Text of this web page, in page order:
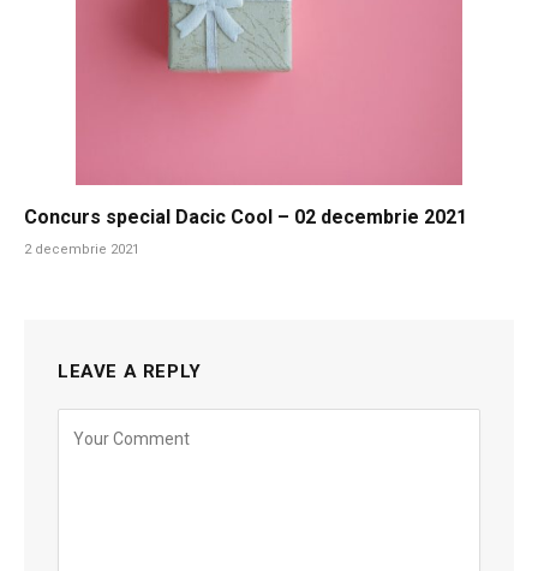
Concurs special Dacic Cool – 02 decembrie 2021
2 decembrie 2021
LEAVE A REPLY